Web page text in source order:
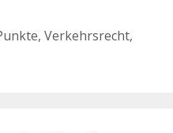
, Verkehrsrecht,